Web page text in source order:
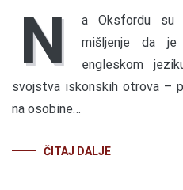
N
a Oksfordu su
mišljenje da je
engleskom
svojstva iskonskih otrova –
na osobine…
ČITAJ DALJE